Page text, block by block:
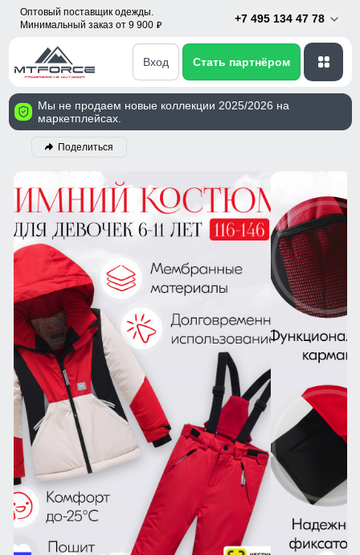
Оптовый поставщик одежды.
Минимальный заказ от 9 900 p
+7 495 134 47 78
Вход Стать партнёром
Мы не продаем новые коллекции 2025/2026 на
маркетплейсах.
Поделиться